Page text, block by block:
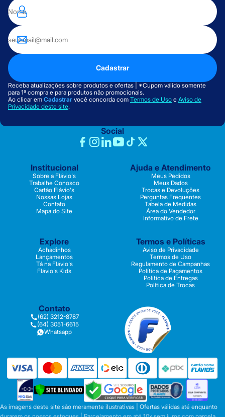
Cadastrar
Receba atualizações sobre produtos e ofertas | *Cupom válido somente
para 1ª compra e para produtos não promocionais.
Ao clicar em Cadastrar você concorda com Termos de Uso e Aviso de
Privacidade deste site.
Social
Institucional
Sobre a Flávio's
Trabalhe Conosco
Cartão Flávio's
Nossas Lojas
Contato
Mapa do Site
Ajuda e Atendimento
Meus Pedidos
Meus Dados
Trocas e Devoluções
Perguntas Frequentes
Tabela de Medidas
Área do Vendedor
Informativo de Frete
Explore
Achadinhos
Lançamentos
Tá na Flávio's
Flávio's Kids
Termos e Políticas
Aviso de Privacidade
Termos de Uso
Regulamento de Campanhas
Política de Pagamentos
Política de Entregas
Política de Trocas
Contato
(62) 3212-8787
(64) 3051-6615
Whatsapp
As imagens deste site são meramente ilustrativas | Ofertas válidas até enquanto